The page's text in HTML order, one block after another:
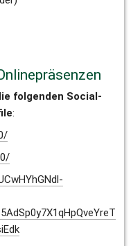
folgenden Social-
: